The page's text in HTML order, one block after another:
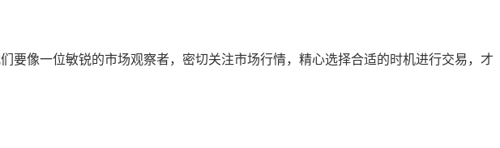
像一位敏锐的市场观察者，密切关注市场行情，精心选择合适的时机进行交易，才